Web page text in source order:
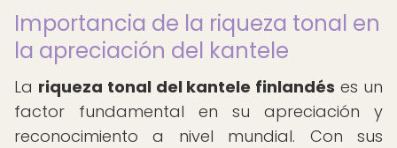
Importancia de la riqueza tonal en
la apreciación del kantele
La riqueza tonal del kantele finlandés es un
factor fundamental en su apreciación y
reconocimiento a nivel mundial. Con sus